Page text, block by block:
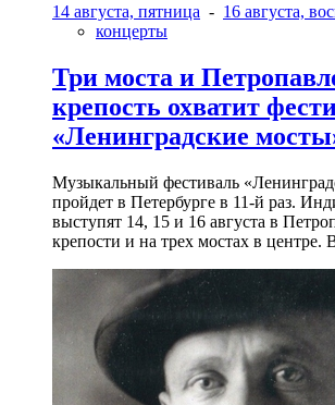
14 августа, пятница - 16 августа,
концерты
Три моста и
крепость охватит
«Ленинградские
Музыкальный фестиваль
пройдет в Петербурге в 11-й раз.
выступят 14, 15 и 16 августа в
крепости и на трех мостах в центре.